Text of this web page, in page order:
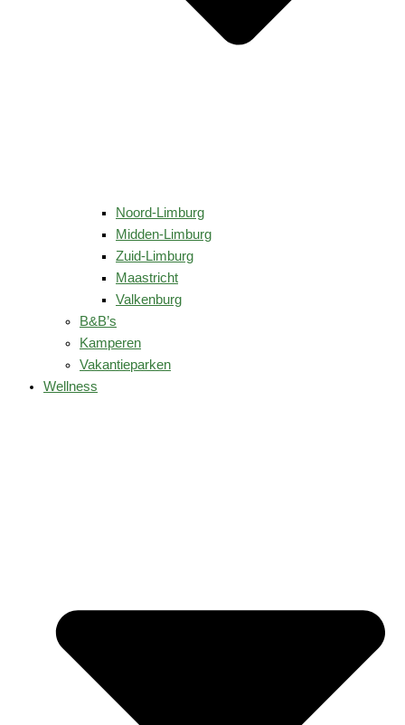
Noord-Limburg
Midden-Limburg
Zuid-Limburg
Maastricht
Valkenburg
B&B’s
Kamperen
Vakantieparken
Wellness